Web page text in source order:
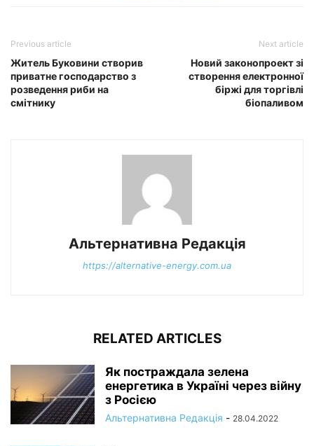
Previous article
Житель Буковини створив
приватне господарство з
розведення риби на
смітнику
Next article
Новий законопроект зі
створення електронної
біржі для торгівлі
біопаливом
Альтернативна Редакція
https://alternative-energy.com.ua
RELATED ARTICLES
Як постраждала зелена
енергетика в Україні через війну
з Росією
Альтернативна Редакція - 28.04.2022